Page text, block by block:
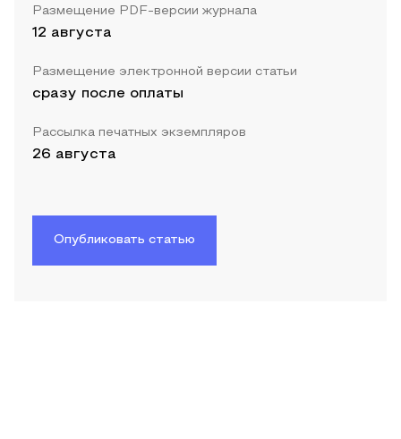
Размещение PDF-версии журнала
12 августа
Размещение электронной версии статьи
сразу после оплаты
Рассылка печатных экземпляров
26 августа
Опубликовать статью